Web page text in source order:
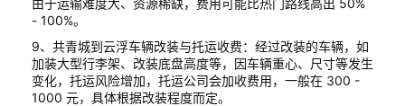
- 100%。
9、共青城到云浮车辆改装与托运收费：经过改装的车辆，如
加装大型行李架、改装底盘高度等，因车辆重心、尺寸等发生
变化，托运风险增加，托运公司会加收费用，一般在 300 -
1000 元，具体根据改装程度而定。